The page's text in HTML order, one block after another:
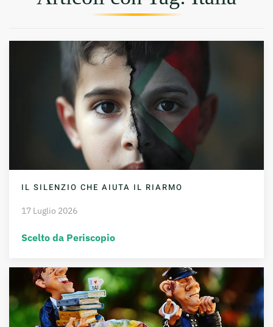
IL SILENZIO CHE AIUTA IL RIARMO
17 Luglio 2026
Scelto da Periscopio